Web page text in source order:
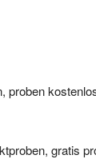
proben
gratis